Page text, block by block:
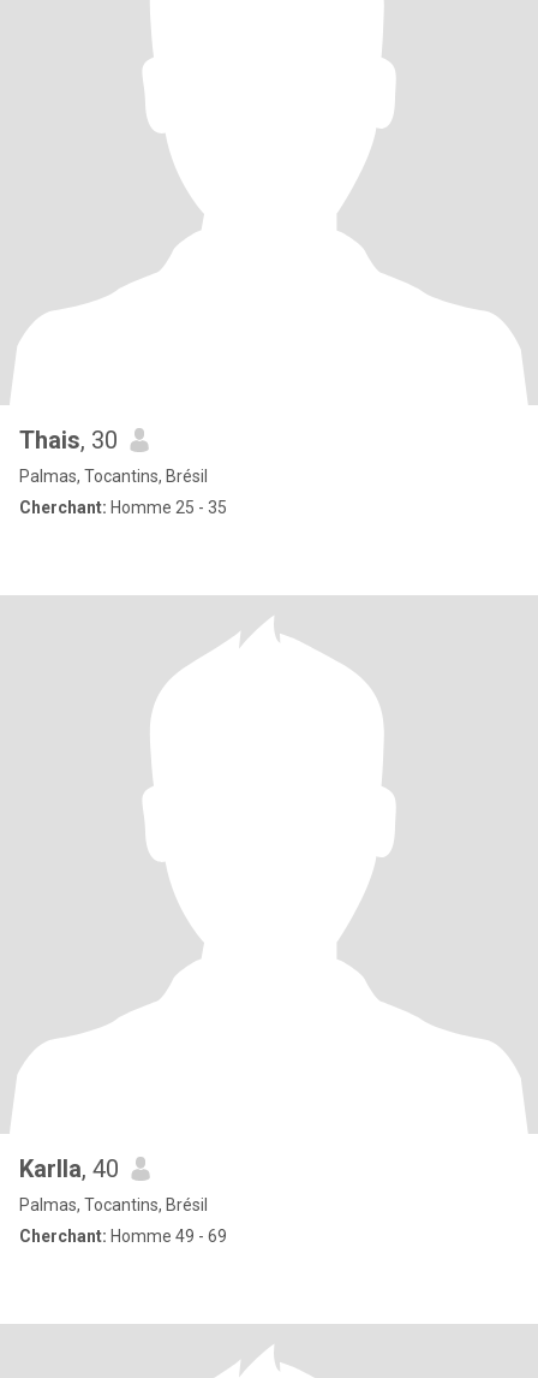
Thais, 30
Palmas, Tocantins, Brésil
Cherchant: Homme 25 - 35
Karlla, 40
Palmas, Tocantins, Brésil
Cherchant: Homme 49 - 69